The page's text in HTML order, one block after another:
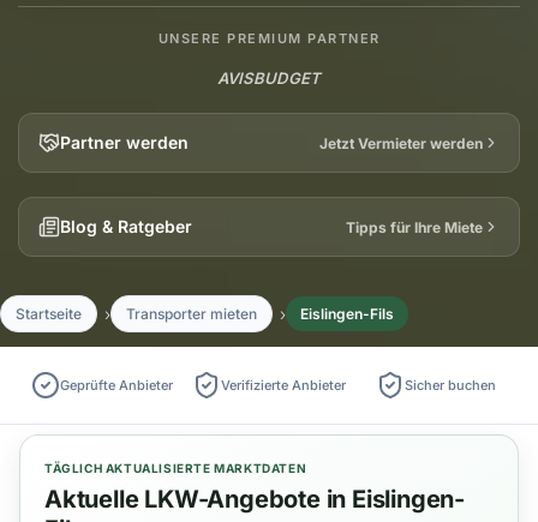
UNSERE PREMIUM PARTNER
AVISBUDGET
Partner werden Jetzt Vermieter werden
Blog & Ratgeber Tipps für Ihre Miete
Startseite Transporter mieten Eislingen-Fils
Geprüfte Anbieter Verifizierte Anbieter Sicher buchen
TÄGLICH AKTUALISIERTE MARKTDATEN
Aktuelle LKW-Angebote in Eislingen-